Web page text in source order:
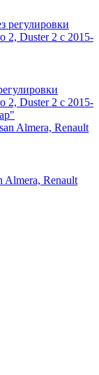
2, Duster 2 c 2015-
Almera, Renault